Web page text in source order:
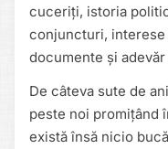
cuceriți, istoria
conjuncturi, interese
documente și
De câteva sute de
peste noi promițând
există însă nicio